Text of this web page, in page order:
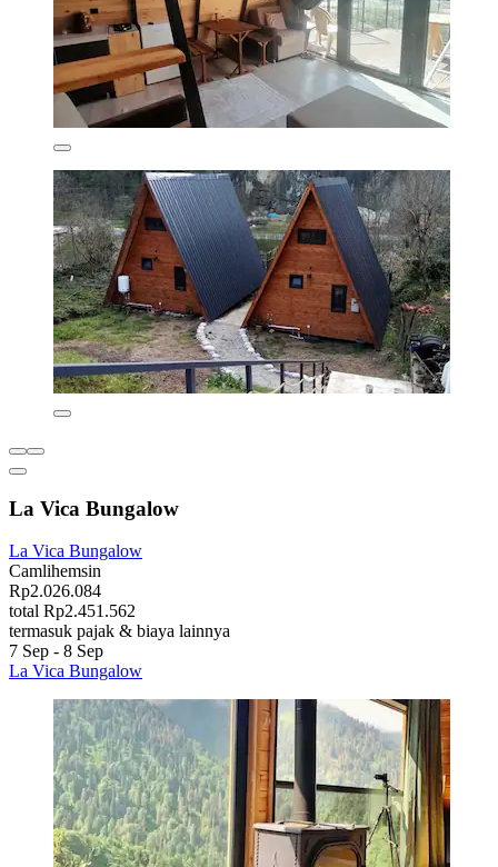
La Vica Bungalow
La Vica Bungalow
Camlihemsin
Rp2.026.084
total Rp2.451.562
termasuk pajak & biaya lainnya
7 Sep - 8 Sep
La Vica Bungalow